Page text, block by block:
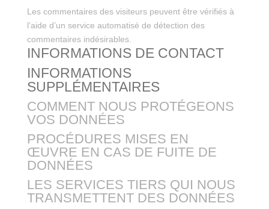
Les commentaires des visiteurs peuvent être vérifiés à
l’aide d’un service automatisé de détection des
commentaires indésirables.
INFORMATIONS DE CONTACT
INFORMATIONS
SUPPLÉMENTAIRES
COMMENT NOUS PROTÉGEONS
VOS DONNÉES
PROCÉDURES MISES EN
ŒUVRE EN CAS DE FUITE DE
DONNÉES
LES SERVICES TIERS QUI NOUS
TRANSMETTENT DES DONNÉES